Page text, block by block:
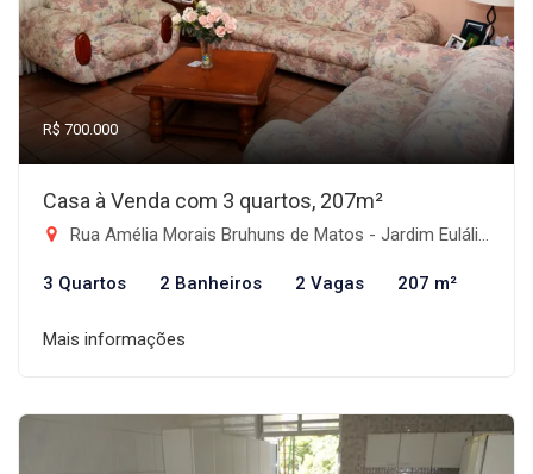
R$ 700.000
Casa à Venda com 3 quartos, 207m²
Rua Amélia Morais Bruhuns de Matos - Jardim Eulália, Taubaté-SP
3 Quartos 2 Banheiros 2 Vagas 207 m²
Mais informações